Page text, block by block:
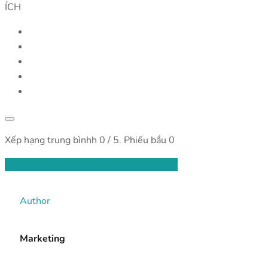
ÍCH
Xếp hạng trung bìnhh 0 / 5. Phiếu bầu 0
Author
Marketing